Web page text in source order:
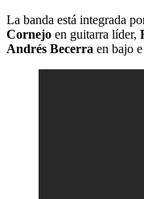
La banda está integrada
Cornejo en guitarra líder,
Andrés Becerra en bajo e